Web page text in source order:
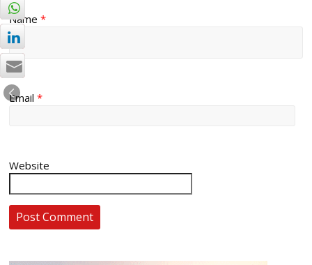
Name*
Email*
Website